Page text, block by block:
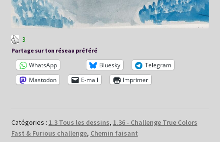
3
Partage sur ton réseau préféré
WhatsApp Bluesky
Telegram
Mastodon
E-mail Imprimer
Catégories : 1.3 Tous les dessins, 1.36 - Challenge True Colors
Fast & Furious challenge, Chemin faisant